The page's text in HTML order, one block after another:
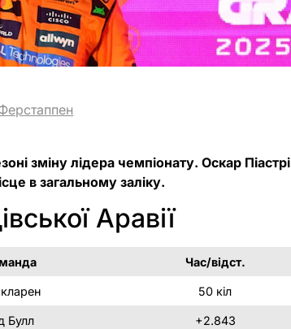
зміну лідера чемпіонату. Оскар Піастрі
в загальному заліку.
Аравії
Час/відст.
50 кіл
Булл +2.843